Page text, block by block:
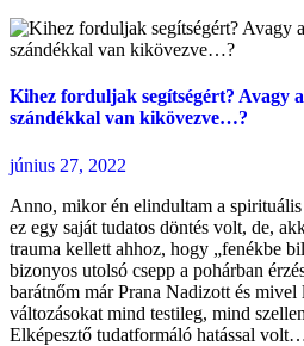
Kihez forduljak segítségért? Avagy
szándékkal van kikövezve…?
június 27, 2022
Anno, mikor én elindultam a
ez egy saját tudatos döntés volt, de,
trauma kellett ahhoz, hogy „fenékbe
bizonyos utolsó csepp a pohárban
barátnőm már Prana Nadizott és
változásokat mind testileg, mind
Elképesztő tudatformáló hatással